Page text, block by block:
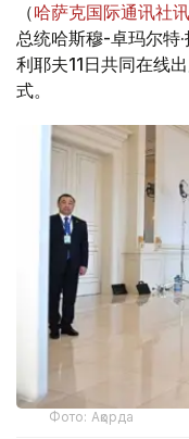
（哈萨克国际通讯社讯
总统哈斯穆-卓玛尔特
利耶夫11日共同在线
式。
Фото: Ақорда